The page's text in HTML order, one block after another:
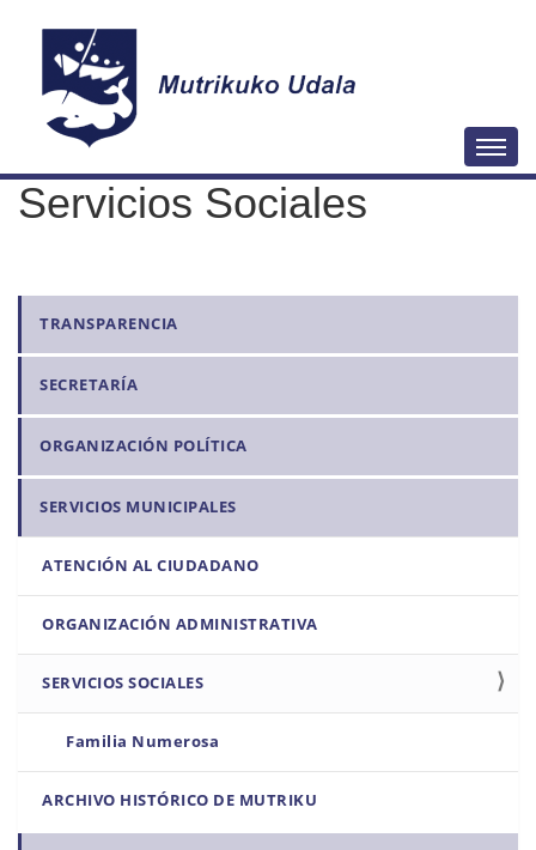
a
Servicios Sociales
N
a
v
e
g
a
ó
n
TRANSPARENCIA
SECRETARÍA
ORGANIZACIÓN POLÍTICA
SERVICIOS MUNICIPALES
ATENCIÓN AL CIUDADANO
ORGANIZACIÓN ADMINISTRATIVA
SERVICIOS SOCIALES
Familia Numerosa
ARCHIVO HISTÓRICO DE MUTRIKU